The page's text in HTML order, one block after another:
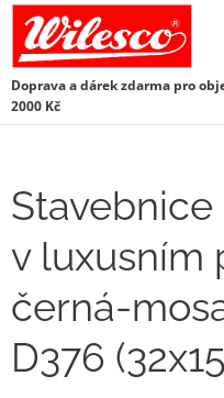
Doprava a dárek zdarma pro
2000 Kč
v luxusním
černá-
D376